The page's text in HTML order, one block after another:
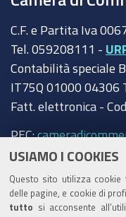
USIAMO I COOKIES
Questo sito utilizza cookie
delle pagine, e cookie di
tutto si acconsente
C.F. e Partita Iva
Tel. 059208111 -
Contabilità speciale
IT75Q 01000 04306
Fatt. elettronica -
PEC:
Trasparenza
Amministrazione